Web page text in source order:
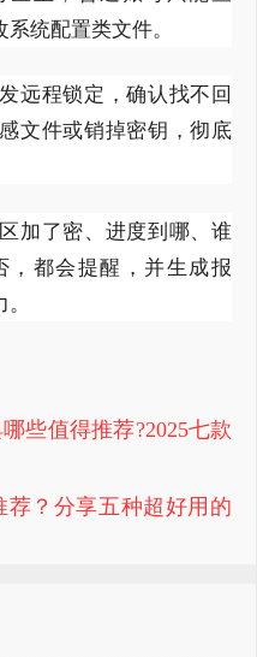
统配置类文件。
远程锁定，确认找不回
文件或销掉密钥，彻底
加了密、进度到哪、谁
，都会提醒，并生成报
些值得推荐?2025七款
荐？分享五种超好用的